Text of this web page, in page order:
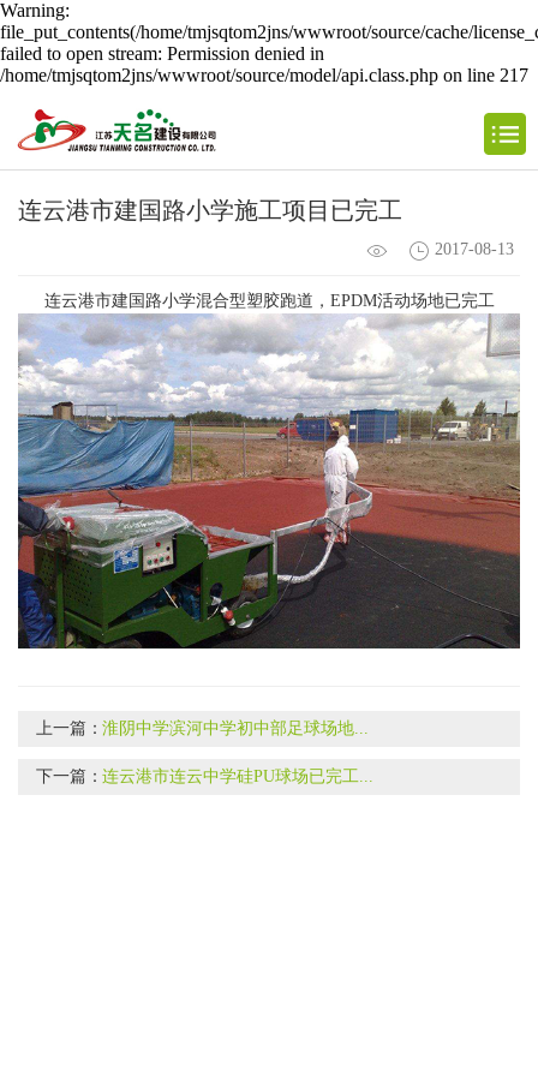
Warning:
file_put_contents(/home/tmjsqtom2jns/wwwroot/source/cache/
failed to open stream: Permission denied in
/home/tmjsqtom2jns/wwwroot/source/model/api.class.php on line 217
连云港市建国路小学施工项目已完工
2017-08-13
连云港市建国路小学混合型塑胶跑道，EPDM活动场地已完工
上一篇：淮阴中学滨河中学初中部足球场地...
下一篇：连云港市连云中学硅PU球场已完工...